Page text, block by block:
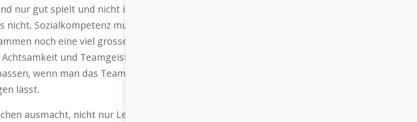
nur gut spielt und nicht ins Team passt, aneckt, die Leute nicht gerne
Sozialkompetenz muss vorhanden sein. Warum ist es wichtig, dass
noch eine viel grössere Leistung, nämlich die Orchestermusik
und Teamgeist da sind. Es würde zu einer
wenn man das Teamwork fördern würde. Man verschenkt Leistung,
lässt.
ausmacht, nicht nur Leistung. Natürlich denkt der Mensch in